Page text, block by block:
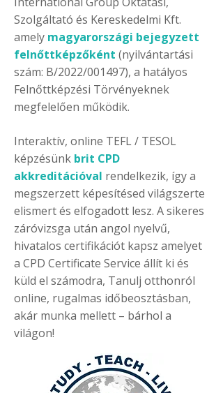
Szolgáltató és Kereskedelmi Kft.
amely magyarországi bejegyzett
felnőttképzőként (nyilvántartási
szám: B/2022/001497), a hatályos
Felnőttképzési Törvényeknek
megfelelően működik.
Interaktív, online TEFL / TESOL
képzésünk brit CPD
akkreditációval rendelkezik, így a
megszerzett képesítésed világszerte
elismert és elfogadott lesz. A sikeres
záróvizsga után angol nyelvű,
hivatalos certifikációt kapsz amelyet
a CPD Certificate Service állít ki és
küld el számodra, Tanulj otthonról
online, rugalmas időbeosztásban,
akár munka mellett – bárhol a
világon!